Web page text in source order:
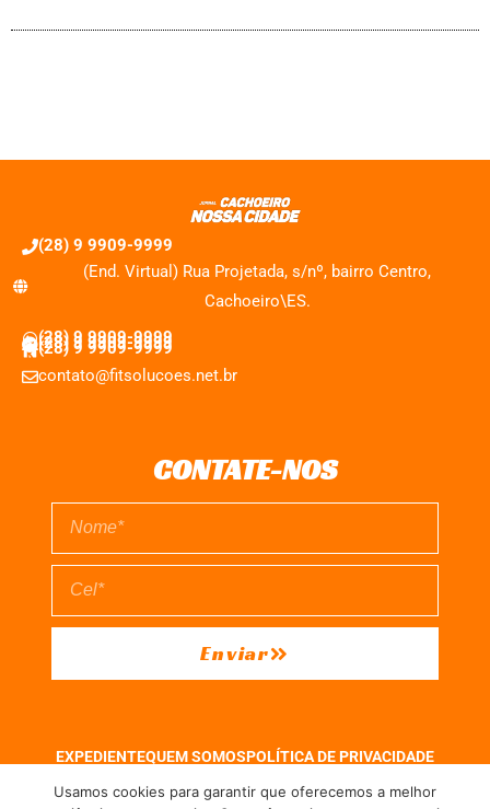
(28) 9 9909-9999
(End. Virtual) Rua Projetada, s/nº, bairro Centro,
Cachoeiro\ES.
(28) 9 9909-9999
(28) 9 9909-9999
(28) 9 9909-9999
contato@fitsolucoes.net.br
CONTATE-NOS
Enviar
EXPEDIENTEQUEM SOMOSPOLÍTICA DE PRIVACIDADE
Usamos cookies para garantir que oferecemos a melhor